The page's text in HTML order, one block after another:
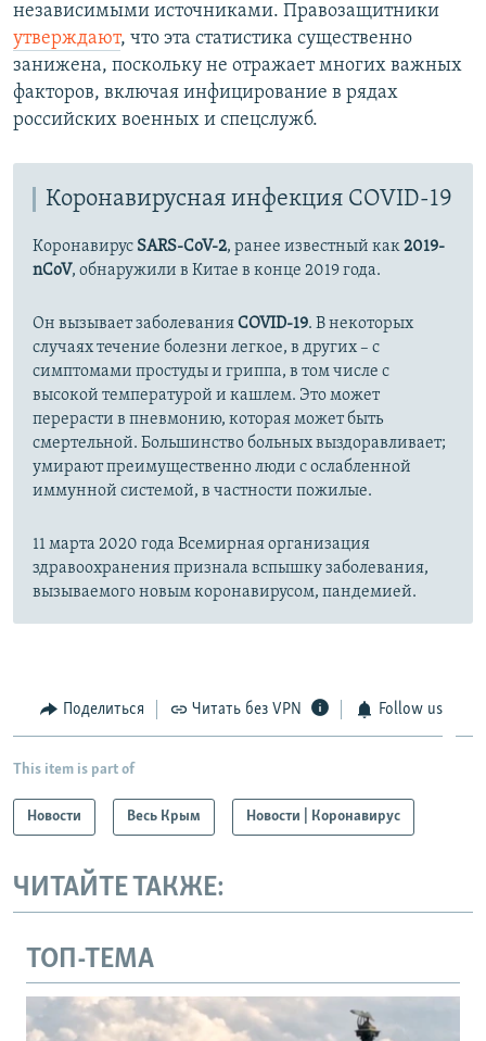
независимыми источниками. Правозащитники
утверждают, что эта статистика существенно
занижена, поскольку не отражает многих важных
факторов, включая инфицирование в рядах
российских военных и спецслужб.
Коронавирусная инфекция COVID-19
Коронавирус SARS-CoV-2, ранее известный как2019-
nCoV, обнаружили в Китае в конце 2019 года.
Он вызывает заболеванияCOVID-19. В некоторых
случаях течение болезни легкое, в других – с
симптомами простуды и гриппа, в том числе с
высокой температурой и кашлем. Это может
перерасти в пневмонию, которая может быть
смертельной. Большинство больных выздоравливает;
умирают преимущественно люди с ослабленной
иммунной системой, в частности пожилые.
11 марта 2020 года Всемирная организация
здравоохранения признала вспышку заболевания,
вызываемого новым коронавирусом, пандемией.
Поделиться Читать без VPN Follow us
This item is part of
Новости Весь Крым Новости | Коронавирус
ЧИТАЙТЕ ТАКЖЕ:
ТОП-ТЕМА